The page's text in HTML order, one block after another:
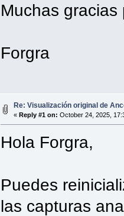
Muchas
Forgra
Re: Visualización original de
« Reply #1 on: October 24, 2025,
Hola Forgra,
Puedes
las capturas